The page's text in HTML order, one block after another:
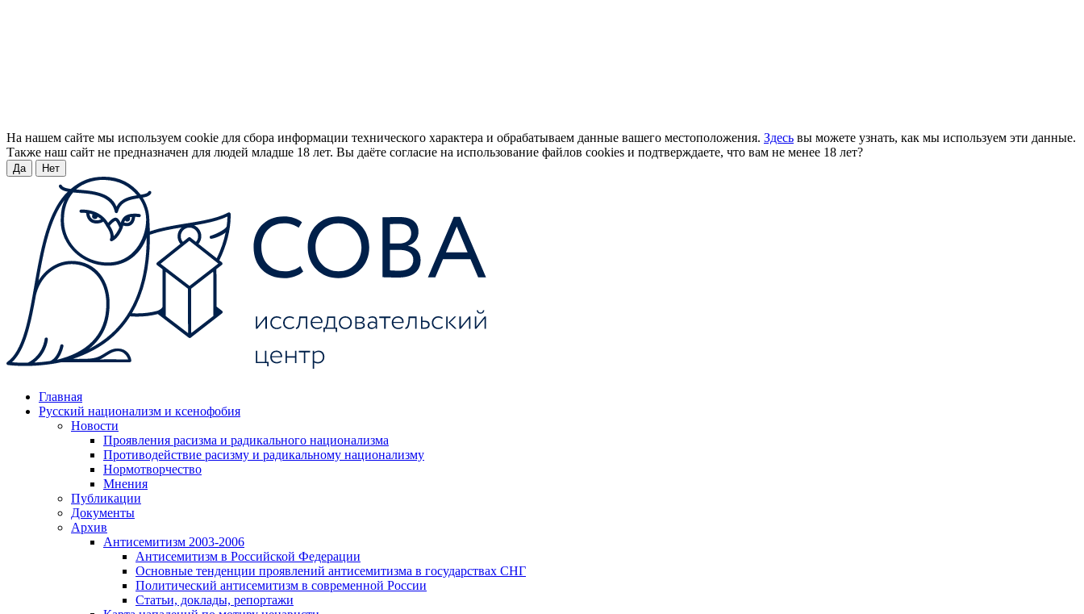
На нашем сайте мы используем cookie для сбора информации технического характера и обрабатываем данные вашего местоположения. Здесь вы можете узнать, как мы используем эти данные.
Также наш сайт не предназначен для людей младше 18 лет. Вы даёте согласие на использование файлов cookies и подтверждаете, что вам не менее 18 лет?
Да Нет
Главная
Русский национализм и ксенофобия
Новости
Проявления расизма и радикального национализма
Противодействие расизму и радикальному национализму
Нормотворчество
Мнения
Публикации
Документы
Архив
Антисемитизм 2003-2006
Антисемитизм в Российской Федерации
Основные тенденции проявлений антисемитизма в государствах СНГ
Политический антисемитизм в современной России
Статьи, доклады, репортажи